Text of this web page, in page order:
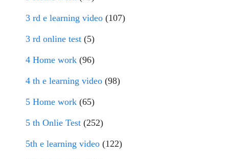
3 rd e learning video (107)
3 rd online test (5)
4 Home work (96)
4 th e learning video (98)
5 Home work (65)
5 th Onlie Test (252)
5th e learning video (122)